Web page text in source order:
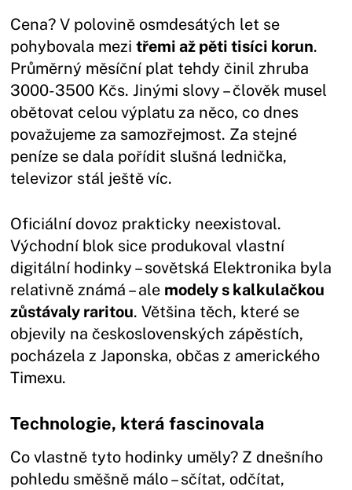
Cena? V polovině osmdesátých let se
pohybovala mezitřemi až pěti tisíci korun.
Průměrný měsíční plat tehdy činil zhruba
3000-3500 Kčs. Jinými slovy – člověk musel
obětovat celou výplatu za něco, co dnes
považujeme za samozřejmost. Za stejné
peníze se dala pořídit slušná lednička,
televizor stál ještě víc.
Oficiální dovoz prakticky neexistoval.
Východní blok sice produkoval vlastní
digitální hodinky – sovětská Elektronika byla
relativně známá – ale modely s kalkulačkou
zůstávaly raritou. Většina těch, které se
objevily na československých zápěstích,
pocházela z Japonska, občas z amerického
Timexu.
Technologie, která fascinovala
Co vlastně tyto hodinky uměly? Z dnešního
pohledu směšně málo – sčítat, odčítat,